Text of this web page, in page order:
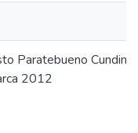
Paratebueno
2012